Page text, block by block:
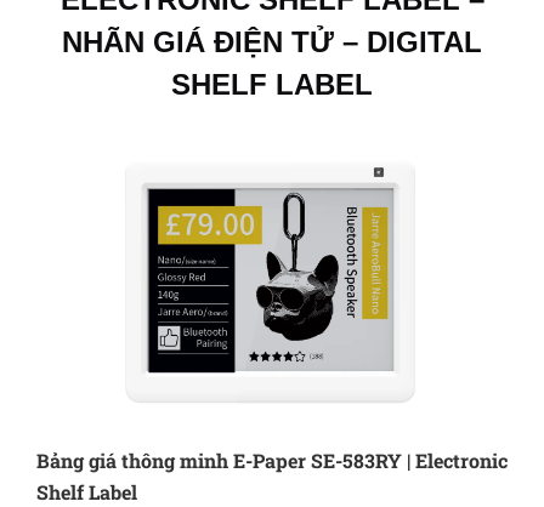
NHÃN GIÁ ĐIỆN TỬ – DIGITAL
SHELF LABEL
Bảng giá thông minh E-Paper SE-583RY | Electronic
Shelf Label